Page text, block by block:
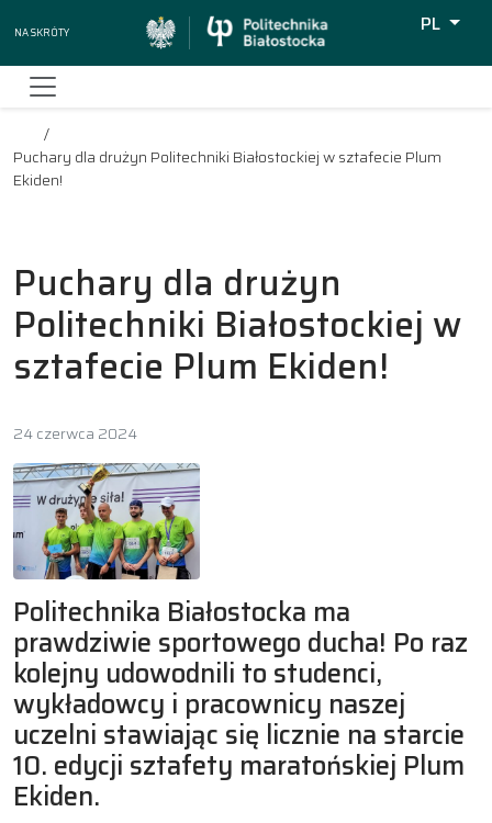
Na skróty
PL
Puchary dla drużyn Politechniki Białostockiej w sztafecie Plum
Ekiden!
Puchary dla drużyn
Politechniki Białostockiej w
sztafecie Plum Ekiden!
24 czerwca 2024
Politechnika Białostocka ma
prawdziwie sportowego ducha! Po raz
kolejny udowodnili to studenci,
wykładowcy i pracownicy naszej
uczelni stawiając się licznie na starcie
10. edycji sztafety maratońskiej Plum
Ekiden.